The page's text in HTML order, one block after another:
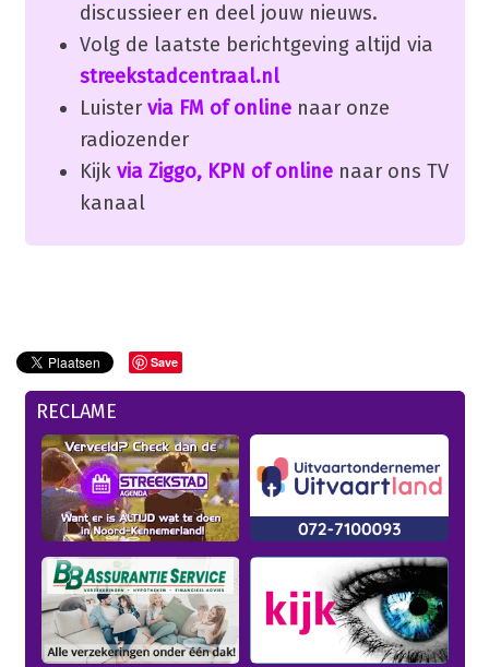
discussieer en deel jouw nieuws.
Volg de laatste berichtgeving altijd via
streekstadcentraal.nl
Luister via FM of onlinenaar onze
radiozender
Kijk via Ziggo, KPN of onlinenaar ons TV
kanaal
Save
RECLAME